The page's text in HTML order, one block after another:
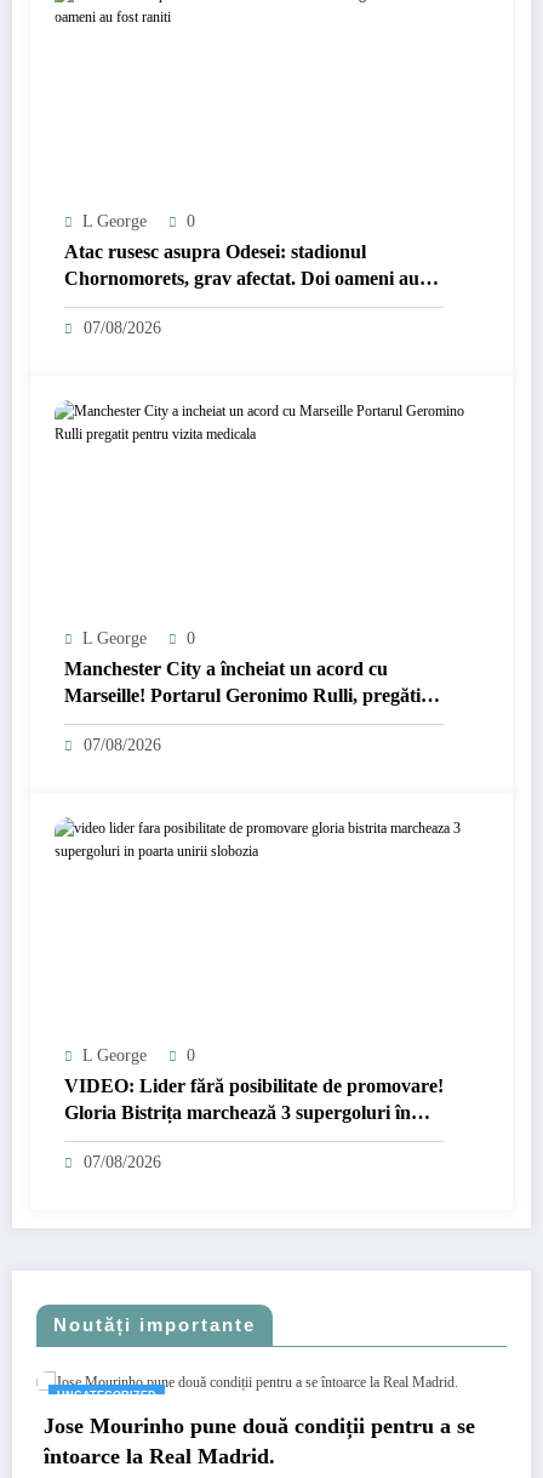
L George 0
Atac rusesc asupra Odesei: stadionul
Chornomorets, grav afectat. Doi oameni au
fost răniți.
07/08/2026
L George 0
Manchester City a încheiat un acord cu
Marseille! Portarul Geronimo Rulli, pregătit
pentru vizita medicală
07/08/2026
L George 0
VIDEO: Lider fără posibilitate de promovare!
Gloria Bistrița marchează 3 supergoluri în
poarta Unirii Slobozia
07/08/2026
Noutăți importante
UNCATEGORIZED
Jose Mourinho pune două condiții pentru a se
întoarce la Real Madrid.